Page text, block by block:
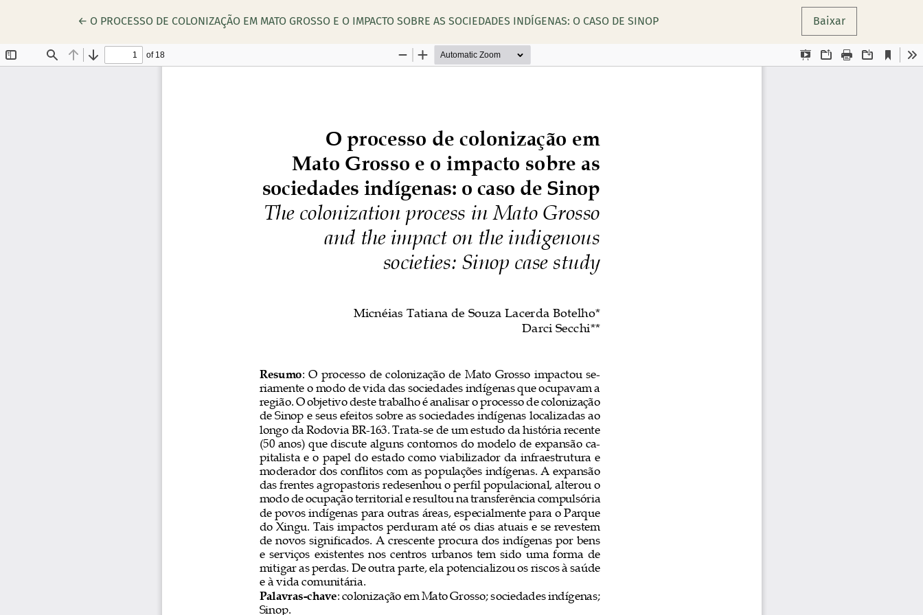
← Voltar aos Detalhes do Artigo
O PROCESSO DE COLONIZAÇÃO EM MATO GROSSO E O IMPACTO SOBRE AS SOCIEDADES INDÍGENAS: O CASO DE SINOP Baixar